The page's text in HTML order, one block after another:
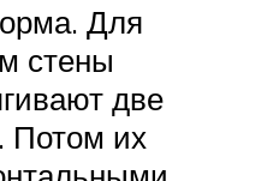
Для
стены
две
Потом их